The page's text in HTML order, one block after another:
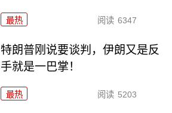
最热 阅读 6347
特朗普刚说要谈判，伊朗又是反
手就是一巴掌！
最热 阅读 5203